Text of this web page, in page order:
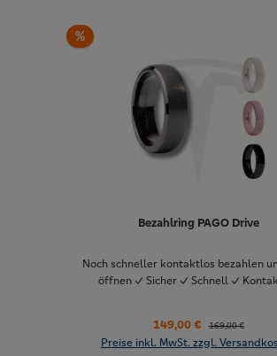
%
Bezahlring PAGO Drive
Noch schneller kontaktlos bezahlen
öffnen ✓ Sicher ✓ Schnell ✓
149,00 € 169,00 €
Preise inkl. MwSt. zzgl.